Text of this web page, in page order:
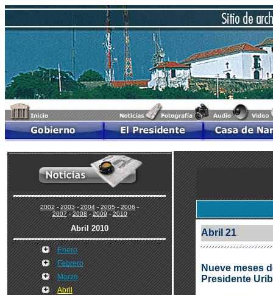
2002-2003-2004-2005-2006-
2007-2008-2009-2010
Abril 2010
Enero
Febrero
Marzo
Abril
Abril 21
Nueve meses
Presidente